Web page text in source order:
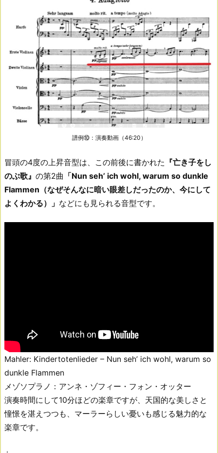
譜例⑩：演奏動画（46:20）
冒頭の4度の上昇音型は、この前後に書かれた 『亡き子をし
のぶ歌』 の第2曲 「Nun seh’ ich wohl, warum so dunkle
Flammen（なぜそんなに暗い眼差しだったのか、今にして
よくわかる）」 などにも見られる音型です。
Mahler: Kindertotenlieder – Nun seh’ ich wohl, warum so
dunkle Flammen
メゾソプラノ：アンネ・ゾフィー・フォン・オッター
演奏時間にして10分ほどの楽章ですが、天国的な美しさと
憧憬を湛えつつも、マーラーらしい憂いも感じる魅力的な
楽章です。